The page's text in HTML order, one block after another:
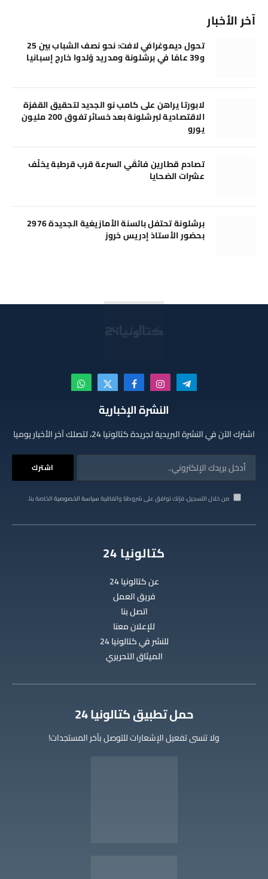
آخر الأخبار
تحول ديموغرافي لافت: نحو نصف الشباب بين 25
و39 عامًا في برشلونة ومدريد وُلدوا خارج إسبانيا
لابورتا يراهن على كامب نو الجديد لتحقيق القفزة
الاقتصادية لبرشلونة بعد خسائر تفوق 200 مليون
يورو
تصادم قطارين فائقَي السرعة قرب قرطبة يخلّف
عشرات الضحايا
برشلونة تحتفل بالسنة الأمازيغية الجديدة 2976
بحضور الأستاذ إدريس خروز
تيلقرام الانستغرامفيسبوكX
(Twitter)
واتساب
النشرة الإخبارية
اشترك الآن في النشرة البريدية لجريدة كتالونيا 24، لتصلك آخر الأخبار يوميا
من خلال التسجيل، فإنك توافق على شروطنا واتفاقيةسياسة الخصوصيةالخاصة بنا.
كتالونيا 24
عن كتالونيا 24
فريق العمل
اتصل بنا
للإعلان معنا
للنشر في كتالونيا 24
الميثاق التحريري
‫حمل تطبيق كتالونيا 24
ولا تنسى تفعيل الإشعارات للتوصل بآخر المستجدات!